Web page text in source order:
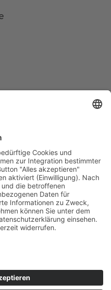
und Kinobegeisterte jeden
haben wir uns aber entschlossen,